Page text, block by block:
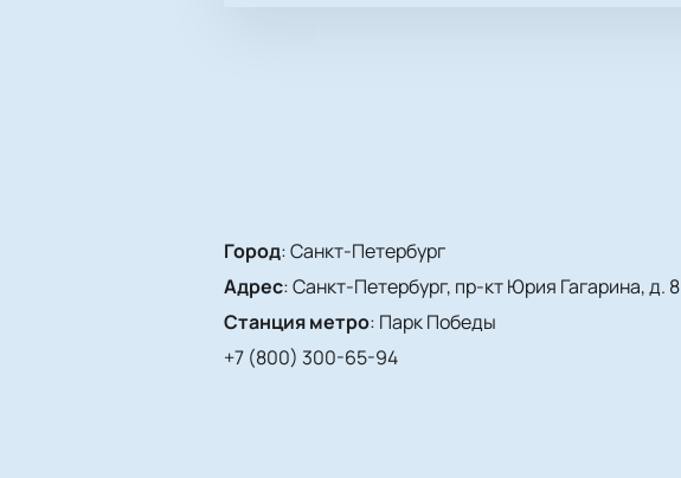
Город:Санкт-Петербург
Адрес:Санкт-Петербург, пр-кт Юрия Гагарина, д. 8
Станция метро: Парк Победы
+7 (800) 300-65-94